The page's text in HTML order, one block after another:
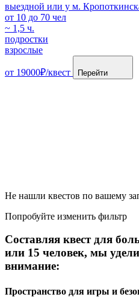
выездной или у м.
от 10 до 70 чел
~ 1,5 ч.
подростки
взрослые
от 19000₽/квест Перейти
Не нашли квестов по вашему
Попробуйте изменить фильтр
Составляя квест для
или 15 человек, мы
внимание:
Пространство для игры и